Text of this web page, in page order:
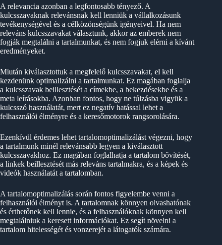
A relevancia azonban a legfontosabb tényező. A
kulcsszavaknak relevánsnak kell lenniük a vállalkozásunk
tevékenységével és a célközönségünk igényeivel. Ha nem
releváns kulcsszavakat választunk, akkor az emberek nem
fogják megtalálni a tartalmunkat, és nem fogjuk elérni a kívánt
eredményeket.
Miután kiválasztottuk a megfelelő kulcsszavakat, el kell
kezdenünk optimalizálni a tartalmunkat. Ez magában foglalja
a kulcsszavak beillesztését a címekbe, a bekezdésekbe és a
meta leírásokba. Azonban fontos, hogy ne túlzásba vigyük a
kulcsszó használatát, mert ez negatív hatással lehet a
felhasználói élményre és a keresőmotorok rangsorolására.
Ezenkívül érdemes lehet tartalomoptimalizálást végezni, hogy
a tartalmunk minél relevánsabb legyen a kiválasztott
kulcsszavakhoz. Ez magában foglalhatja a tartalom bővítését,
a linkek beillesztését más releváns tartalmakra, és a képek és
videók használatát a tartalomban.
A tartalomoptimalizálás során fontos figyelembe venni a
felhasználói élményt is. A tartalomnak könnyen olvashatónak
és érthetőnek kell lennie, és a felhasználóknak könnyen kell
megtalálniuk a keresett információkat. Ez segít növelni a
tartalom hitelességét és vonzerejét a látogatók számára.